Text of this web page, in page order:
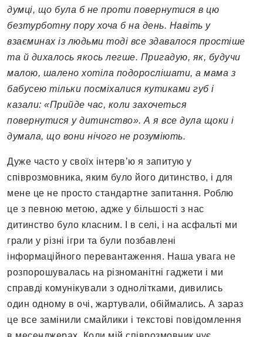
думці, що була б не проти повернутися в цю
безтурботну пору хоча б на день. Навіть у
взаєминах із людьми тоді все здавалося простіше
та й дихалось якось легше. Пригадую, як, будучи
малою, шалено хотіла подорослішати, а мама з
бабусею тільки посміхалися кутиками губ і
казали: «Прийде час, коли захочеться
повернутися у дитинство». А я все дула щоки і
думала, що вони нічого не розуміють.
Дуже часто у своїх інтерв’ю я запитую у
співрозмовника, яким було його дитинство, і для
мене це не просто стандартне запитання. Роблю
це з певною метою, адже у більшості з нас
дитинство було класним. І в селі, і на асфальті ми
грали у різні ігри та були позбавлені
інформаційного перевантаження. Наша увага не
розпорошувалась на різноманітні гаджети і ми
справді комунікували з однолітками, дивились
один одному в очі, жартували, обіймались. А зараз
це все замінили смайлики і текстові повідомлення